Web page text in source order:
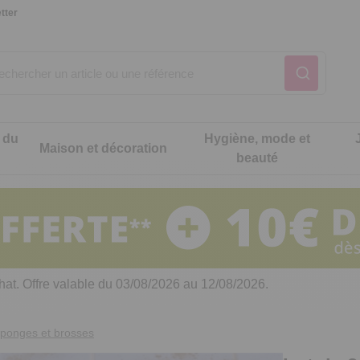
cuisine
de cuisine malins
Notre produit du
Notre produit du
Maison et décoration
Notre produit du
Hygiène, mode et
beauté
intimité
Notre produit du
Notre produit du
Notre produit du
Offre valable du 03/08/2026 au 12/08/2026.
et brosses